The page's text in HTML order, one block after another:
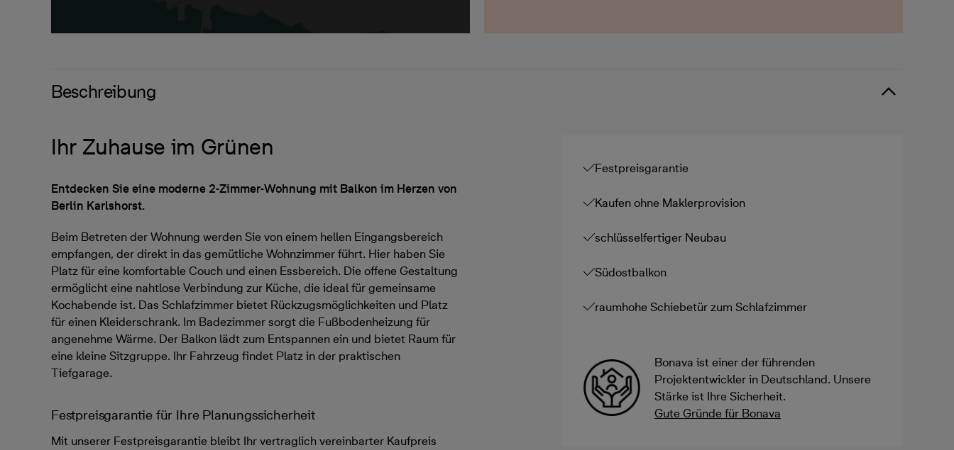
Beschreibung
Ihr Zuhause im Grünen
Entdecken Sie eine moderne 2-Zimmer-Wohnung mit Balkon im Herzen von
Berlin Karlshorst.
Beim Betreten der Wohnung werden Sie von einem hellen Eingangsbereich
empfangen, der direkt in das gemütliche Wohnzimmer führt. Hier haben Sie
Platz für eine komfortable Couch und einen Essbereich. Die offene Gestaltung
ermöglicht eine nahtlose Verbindung zur Küche, die ideal für gemeinsame
Kochabende ist. Das Schlafzimmer bietet Rückzugsmöglichkeiten und Platz
für einen Kleiderschrank. Im Badezimmer sorgt die Fußbodenheizung für
angenehme Wärme. Der Balkon lädt zum Entspannen ein und bietet Raum für
eine kleine Sitzgruppe. Ihr Fahrzeug findet Platz in der praktischen
Tiefgarage.
Festpreisgarantie für Ihre Planungssicherheit
Mit unserer Festpreisgarantie bleibt Ihr vertraglich vereinbarter Kaufpreis
Festpreisgarantie
Kaufen ohne Maklerprovision
schlüsselfertiger Neubau
Südostbalkon
raumhohe Schiebetür zum Schlafzimmer
Bonava ist einer der führenden
Projektentwickler in Deutschland. Unsere
Stärke ist Ihre Sicherheit.
Gute Gründe für Bonava